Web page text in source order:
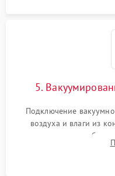
5.
Подключение
воздуха и влаги из
дозированным
электронным весам.